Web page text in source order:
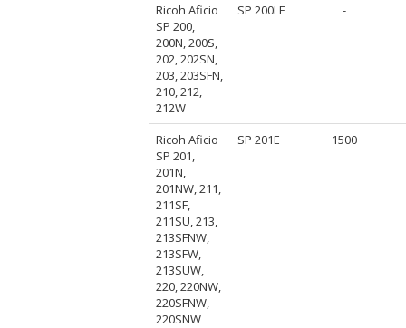
Ricoh Aficio
SP 200,
200N, 200S,
202, 202SN,
203, 203SFN,
210, 212,
212W
SP 200LE -
Ricoh Aficio
SP 201,
201N,
201NW, 211,
211SF,
211SU, 213,
213SFNW,
213SFW,
213SUW,
220, 220NW,
220SFNW,
220SNW
SP 201E 1500